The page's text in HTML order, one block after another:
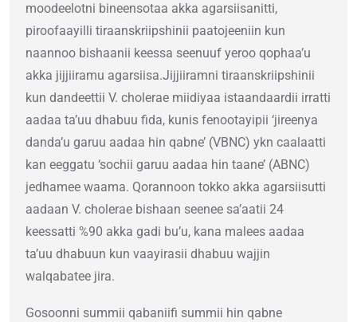
moodeelotni bineensotaa akka agarsiisanitti,
piroofaayilli tiraanskriipshinii paatojeeniin kun
naannoo bishaanii keessa seenuuf yeroo qophaa’u
akka jijjiiramu agarsiisa.Jijjiiramni tiraanskriipshinii
kun dandeettii V. cholerae miidiyaa istaandaardii irratti
aadaa ta’uu dhabuu fida, kunis fenootayipii ‘jireenya
danda’u garuu aadaa hin qabne’ (VBNC) ykn caalaatti
kan eeggatu ‘sochii garuu aadaa hin taane’ (ABNC)
jedhamee waama. Qorannoon tokko akka agarsiisutti
aadaan V. cholerae bishaan seenee sa’aatii 24
keessatti %90 akka gadi bu’u, kana malees aadaa
ta’uu dhabuun kun vaayirasii dhabuu wajjin
walqabatee jira.
Gosoonni summii qabaniifi summii hin qabne